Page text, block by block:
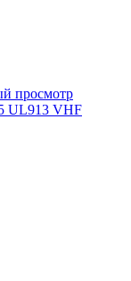
просмотр
UL913 VHF